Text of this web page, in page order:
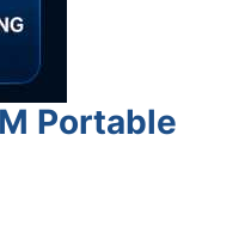
Portable